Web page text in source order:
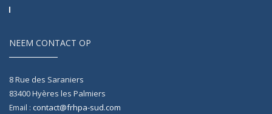
NEEM CONTACT OP
8 Rue des Saraniers
83400Hyères les Palmiers
Email : contact@frhpa-sud.com